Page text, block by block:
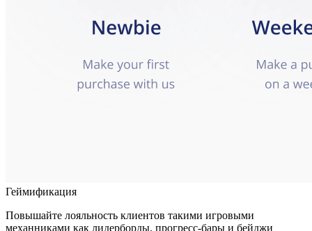
Геймификация
Повышайте лояльность клиентов такими игровыми
механниками как лидерборды, прогресс-бары и бейджи